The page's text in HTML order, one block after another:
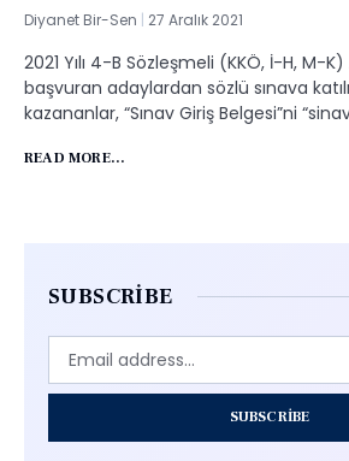
Diyanet Bir-Sen 27 Aralık 2021
2021 Yılı 4-B Sözleşmeli (KKÖ, İ-H, M-K)
başvuran adaylardan sözlü sınava
kazananlar, “Sınav Giriş Belgesi”ni
READ MORE...
SUBSCRIBE
SUBSCRIBE